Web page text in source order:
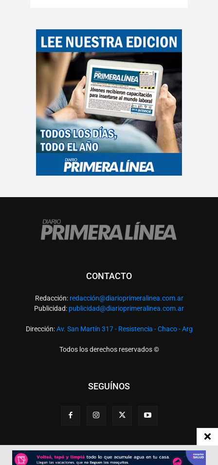
CONTACTO
Redacción: redacción@diarioprimeralinea.com.ar
Publicidad: publicidad@diarioprimeralinea.com.ar
Dirección:Av. San Martín 317 - Resistencia - Chaco - Arg
Todos los derechos reservados ©
SEGUÍNOS
Desarrollado porTP. Web Studio